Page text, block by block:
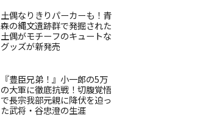
土偶なりきりパーカーも！青
森の縄文遺跡群で発掘された
土偶がモチーフのキュートな
グッズが新発売
『豊臣兄弟！』小一郎の5万
の大軍に徹底抗戦！切腹覚悟
で長宗我部元親に降伏を迫っ
た武将・谷忠澄の生涯